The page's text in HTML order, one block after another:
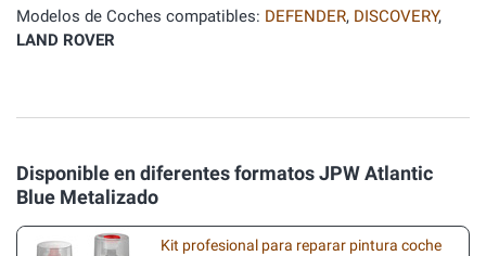
Modelos de Coches compatibles: DEFENDER, DISCOVERY,
LAND ROVER
Disponible en diferentes formatos JPW Atlantic
Blue Metalizado
Kit profesional para reparar pintura coche